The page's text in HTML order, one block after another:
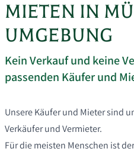
MIETEN IN
UMGEBUNG
Kein Verkauf und keine
passenden Käufer und
Unsere Käufer und Mieter sind
Verkäufer und Vermieter.
Für die meisten Menschen ist